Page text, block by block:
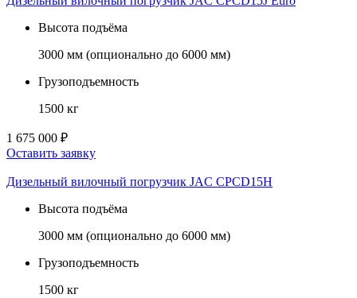
Высота подъёма
3000 мм (опционально до 6000 мм)
Грузоподъемность
1500 кг
1 675 000 ₽
Оставить заявку
Дизельный вилочный погрузчик JAC CPCD15H
Высота подъёма
3000 мм (опционально до 6000 мм)
Грузоподъемность
1500 кг